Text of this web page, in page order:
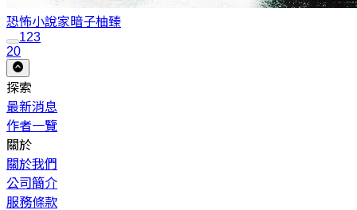
恐怖小說家暗子柚臻
123
20
探索
最新消息
作者一覽
關於
關於我們
公司簡介
服務條款